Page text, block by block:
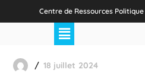
Centre de Ressources
18 juillet 2024